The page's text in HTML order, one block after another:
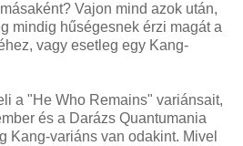
Vajon mind azok után,
mindig hűségesnek érzi magát a
vagy esetleg egy Kang-
a "He Who Remains" variánsait,
és a Darázs Quantumania
Kang-variáns van odakint. Mivel